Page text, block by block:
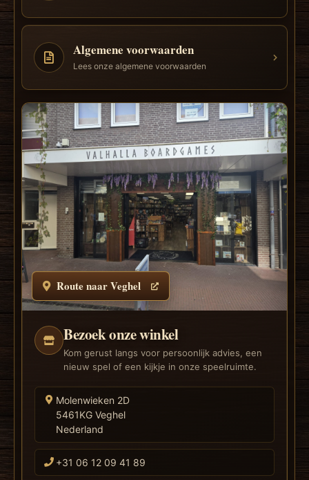
Algemene voorwaarden
Lees onze algemene voorwaarden
Route naar Veghel
Bezoek onze winkel
Kom gerust langs voor persoonlijk advies, een
nieuw spel of een kijkje in onze speelruimte.
Molenwieken 2D
5461KG Veghel
Nederland
+31 06 12 09 41 89